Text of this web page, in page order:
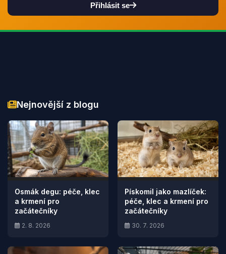
Přihlásit se
Nejnovější z blogu
Osmák degu: péče, klec
a krmení pro
začátečníky
2. 8. 2026
Pískomil jako mazlíček:
péče, klec a krmení pro
začátečníky
30. 7. 2026